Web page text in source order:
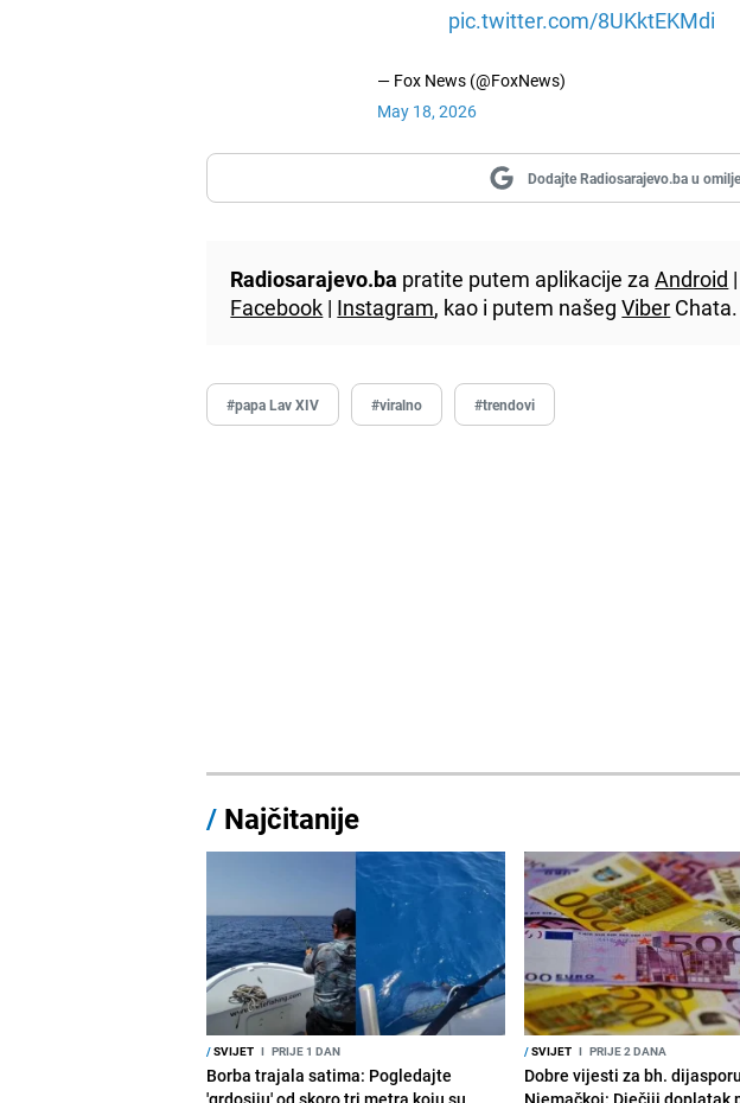
pic.twitter.com/8UKktEKMdi
— Fox News (@FoxNews)
May 18, 2026
Dodajte Radiosarajevo.ba u
Radiosarajevo.ba pratite putem aplikacije zaAndroid |
Facebook | Instagram, kao i putem našegViber Chata.
#papa Lav XIV #viralno #trendovi
/ Najčitanije
/SVIJET I PRIJE 1 DAN
Borba trajala satima: Pogledajte
/SVIJET I PRIJE 2 DANA
Dobre vijesti za bh.